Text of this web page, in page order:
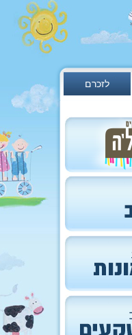
לזכרם